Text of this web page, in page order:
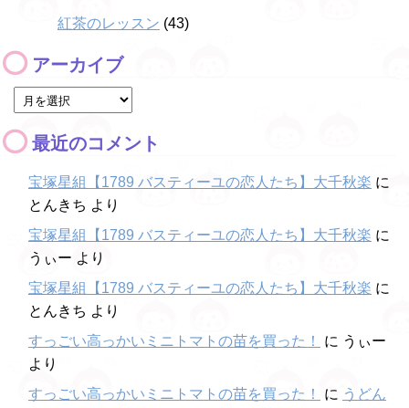
紅茶のレッスン (43)
アーカイブ
最近のコメント
宝塚星組【1789 バスティーユの恋人たち】大千秋楽 に
とんきち より
宝塚星組【1789 バスティーユの恋人たち】大千秋楽 に
うぃー より
宝塚星組【1789 バスティーユの恋人たち】大千秋楽 に
とんきち より
すっごい高っかいミニトマトの苗を買った！
に うぃー
より
すっごい高っかいミニトマトの苗を買った！
に うどん